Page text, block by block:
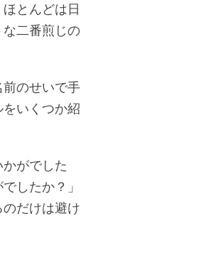
とんどは日
二番煎じの
のせいで手
いくつか紹
がでした
したか？」
だけは避け